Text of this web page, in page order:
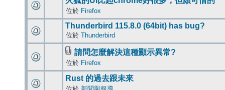
位於 Firefox
Thunderbird 115.8.0 (64bit) has bug?
位於 Thunderbird
請問怎麼解決這種顯示異常?
位於 Firefox
Rust 的過去跟未來